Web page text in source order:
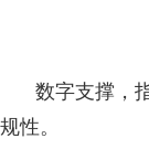
数字支撑，
规性。